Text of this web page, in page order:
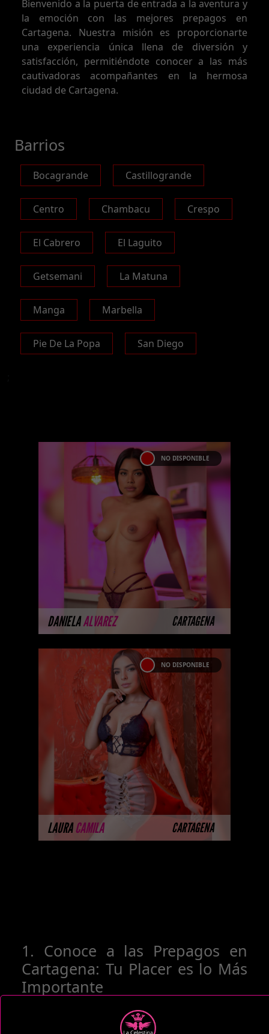
Bienvenido a la puerta de entrada a la aventura y
la emoción con las mejores prepagos en
Cartagena. Nuestra misión es proporcionarte
una experiencia única llena de diversión y
satisfacción, permitiéndote conocer a las más
cautivadoras acompañantes en la hermosa
ciudad de Cartagena.
Barrios
Bocagrande Castillogrande
Centro Chambacu Crespo
El Cabrero El Laguito
Getsemani La Matuna
Manga Marbella
Pie De La Popa San Diego
DANIELAALVAREZ CARTAGENA
NO DISPONIBLE
DANIELA ALVAREZ
Soy una chica escorts , prepagos
en Medellin , extrovertida,
alegre. Tengo un aspecto lujoso
y exótico con formas naturales ...
MÁS INFORMACIÓN
LAURACAMILA CARTAGENA
NO DISPONIBLE
LAURA CAMILA CEPEDA
Hola, mi nombre es Laura Camila
Cepeda, soy una chica blanca
prepago en Bogotà , tengo
cabello Castaño , ojos ca ...
MÁS INFORMACIÓN
1. Conoce a las Prepagos en
Cartagena: Tu Placer es lo Más
Importante
Dentro de nuestra exclusiva selección de
prepagos en Cartagena, encontrarás una